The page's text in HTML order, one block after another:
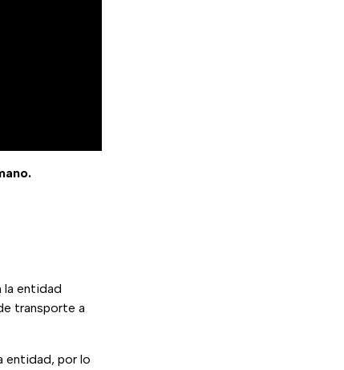
la entidad
transporte a
entidad, por lo